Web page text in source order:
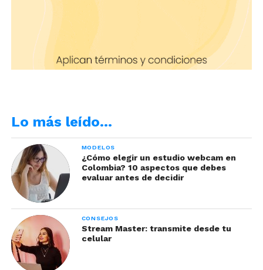
–>Escoge juguetes o accesorios que no te
lastimen y que por el contrario sean un
complemento perfecto para tu transmisión.
Lo más leído…
MODELOS
¿Cómo elegir un estudio webcam en
Colombia? 10 aspectos que debes
evaluar antes de decidir
CONSEJOS
Stream Master: transmite desde tu
celular